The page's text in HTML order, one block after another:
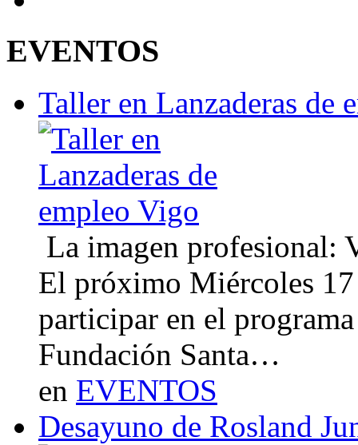
EVENTOS
Taller en Lanzaderas de
La imagen profesional:
El próximo Miércoles
participar en el
Fundación Santa…
en EVENTOS
Desayuno de Rosland